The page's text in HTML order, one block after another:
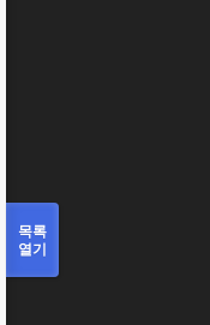
목록
열기